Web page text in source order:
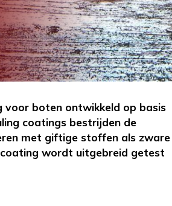
voor boten ontwikkeld op basis
coatings bestrijden de
met giftige stoffen als zware
coating wordt uitgebreid getest